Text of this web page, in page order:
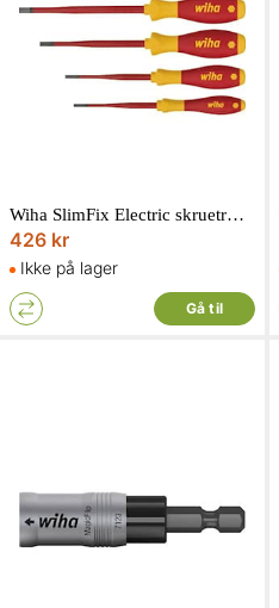
Wiha SlimFix Electric skruetrækkersæt 1000V med SoftFinish 6 dele
426 kr
Ikke på lager
Gå til